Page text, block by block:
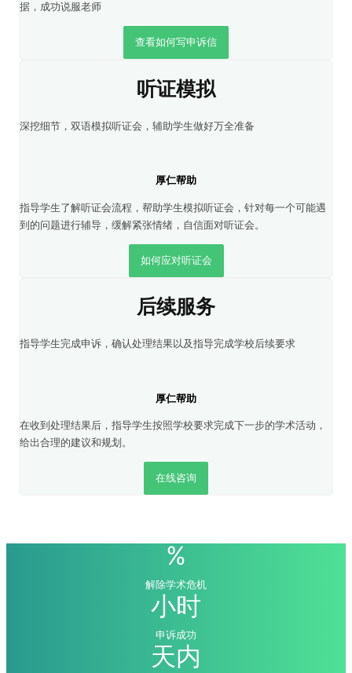
据，成功说服老师
查看如何写申诉信
听证模拟
深挖细节，双语模拟听证会，辅助学生做好万全准备
厚仁帮助
指导学生了解听证会流程，帮助学生模拟听证会，针对每一个可能遇
到的问题进行辅导，缓解紧张情绪，自信面对听证会。
如何应对听证会
后续服务
指导学生完成申诉，确认处理结果以及指导完成学校后续要求
厚仁帮助
在收到处理结果后，指导学生按照学校要求完成下一步的学术活动，
给出合理的建议和规划。
在线咨询
%
解除学术危机
小时
申诉成功
天内